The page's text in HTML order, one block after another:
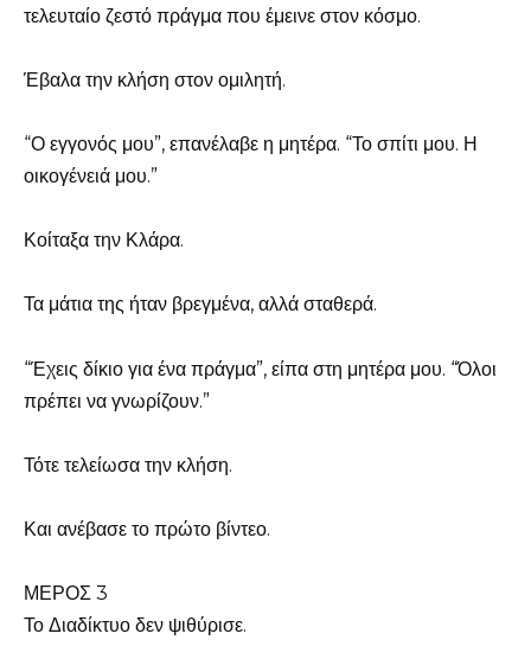
τελευταίο ζεστό πράγμα που έμεινε στον κόσμο.
Έβαλα την κλήση στον ομιλητή.
“Ο εγγονός μου”, επανέλαβε η μητέρα. “Το σπίτι μου. Η
οικογένειά μου.”
Κοίταξα την Κλάρα.
Τα μάτια της ήταν βρεγμένα, αλλά σταθερά.
“Έχεις δίκιο για ένα πράγμα”, είπα στη μητέρα μου. “Όλοι
πρέπει να γνωρίζουν.”
Τότε τελείωσα την κλήση.
Και ανέβασε το πρώτο βίντεο.
ΜΕΡΟΣ 3
Το Διαδίκτυο δεν ψιθύρισε.